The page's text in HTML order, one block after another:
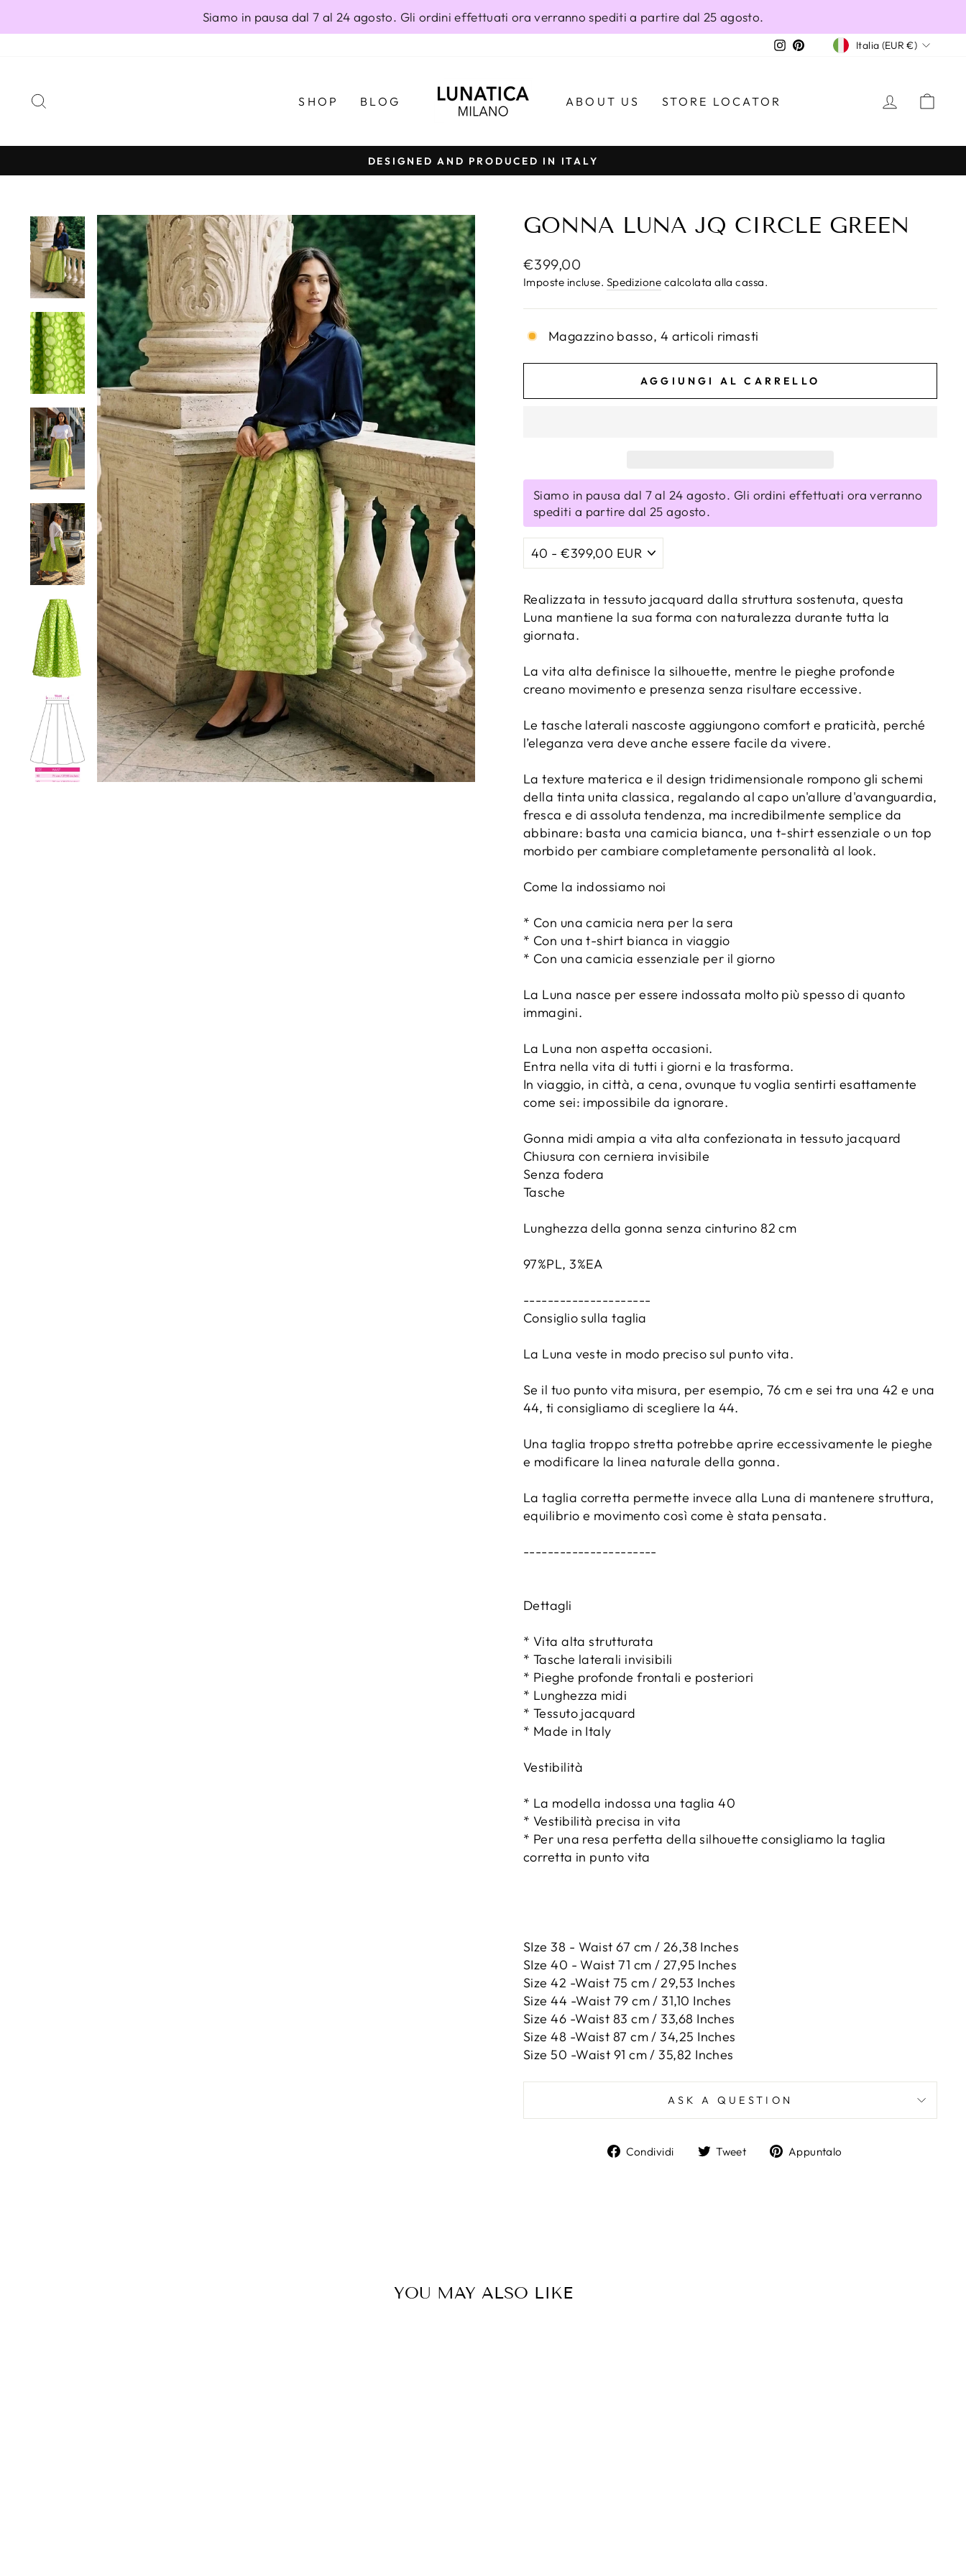
Siamo in pausa dal 7 al 24 agosto. Gli ordini effettuati ora verranno spediti a partire dal 25 agosto.
Instagram
PinterestVALUTA
Italia (EUR €)
SHOP BLOG ABOUT US STORE LOCATOR ACCEDI
Metti
presentazione
DESIGNED AND PRODUCED IN ITALY
GONNA LUNA JQ CIRCLE GREEN
Prezzo
di
€399,00
Imposte incluse. Spedizione calcolata alla cassa.
Magazzino basso, 4 articoli rimasti
AGGIUNGI AL CARRELLO
Siamo in pausa dal 7 al 24 agosto. Gli ordini effettuati ora verranno
spediti a partire dal 25 agosto.
Realizzata in tessuto jacquard dalla struttura sostenuta, questa
Luna mantiene la sua forma con naturalezza durante tutta la
giornata.
La vita alta definisce la silhouette, mentre le pieghe profonde
creano movimento e presenza senza risultare eccessive.
Le tasche laterali nascoste aggiungono comfort e praticità, perché
l’eleganza vera deve anche essere facile da vivere.
La texture materica e il design tridimensionale rompono gli schemi
della tinta unita classica, regalando al capo un'allure d'avanguardia,
fresca e di assoluta tendenza, ma incredibilmente semplice da
abbinare: basta una camicia bianca, una t-shirt essenziale o un top
morbido per cambiare completamente personalità al look.
Come la indossiamo noi
* Con una camicia nera per la sera
* Con una t-shirt bianca in viaggio
* Con una camicia essenziale per il giorno
La Luna nasce per essere indossata molto più spesso di quanto
immagini.
La Luna non aspetta occasioni.
Entra nella vita di tutti i giorni e la trasforma.
In viaggio, in città, a cena, ovunque tu voglia sentirti esattamente
come sei: impossibile da ignorare.
Gonna midi ampia a vita alta confezionata in tessuto jacquard
Chiusura con cerniera invisibile
Senza fodera
Tasche
Lunghezza della gonna senza cinturino 82 cm
97%PL, 3%EA
---------------------
Consiglio sulla taglia
La Luna veste in modo preciso sul punto vita.
Se il tuo punto vita misura, per esempio, 76 cm e sei tra una 42 e una
44, ti consigliamo di scegliere la 44.
Una taglia troppo stretta potrebbe aprire eccessivamente le pieghe
e modificare la linea naturale della gonna.
La taglia corretta permette invece alla Luna di mantenere struttura,
equilibrio e movimento così come è stata pensata.
----------------------
Dettagli
* Vita alta strutturata
* Tasche laterali invisibili
* Pieghe profonde frontali e posteriori
* Lunghezza midi
* Tessuto jacquard
* Made in Italy
Vestibilità
* La modella indossa una taglia 40
* Vestibilità precisa in vita
* Per una resa perfetta della silhouette consigliamo la taglia
corretta in punto vita
SIze 38 - Waist 67 cm / 26,38 Inches
SIze 40 - Waist 71 cm / 27,95 Inches
Size 42 -Waist 75 cm / 29,53 Inches
Size 44 -Waist 79 cm / 31,10 Inches
Size 46 -Waist 83 cm / 33,68 Inches
Size 48 -Waist 87 cm / 34,25 Inches
Size 50 -Waist 91 cm / 35,82 Inches
ASK A QUESTION
Condividi
Condividi
Tweet
TwittaAppuntalo
YOU MAY ALSO LIKE